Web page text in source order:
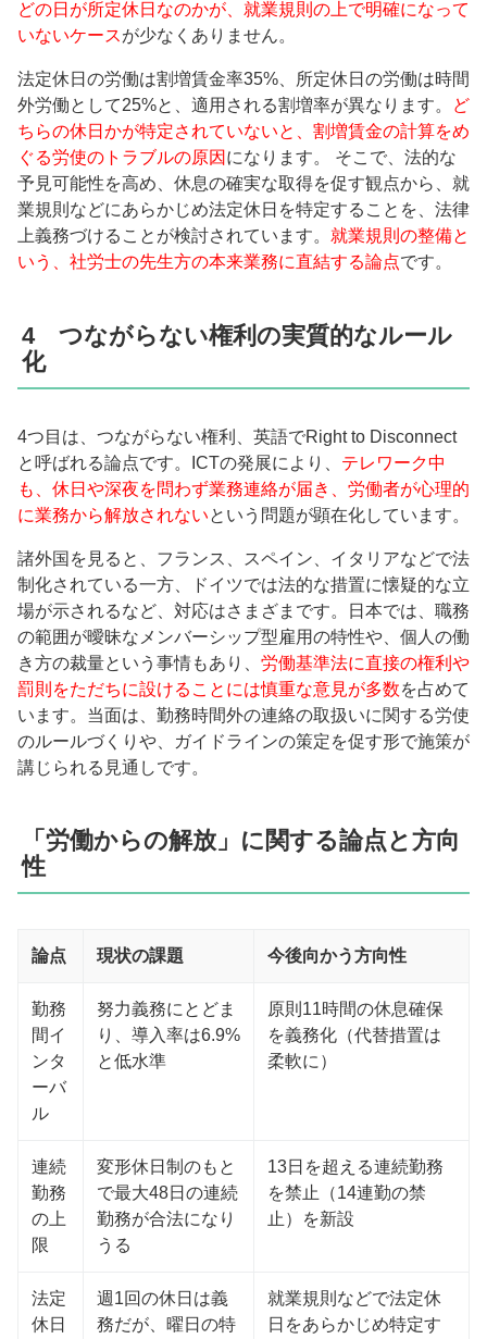
どの日が所定休日なのかが、就業規則の上で明確になって
いないケースが少なくありません。
法定休日の労働は割増賃金率35%、所定休日の労働は時間
外労働として25%と、適用される割増率が異なります。
ど
ちらの休日かが特定されていないと、割増賃金の計算をめ
ぐる労使のトラブルの原因 になります。 そこで、法的な
予見可能性を高め、休息の確実な取得を促す観点から、就
業規則などにあらかじめ法定休日を特定することを、法律
上義務づけることが検討されています。 就業規則の整備と
いう、社労士の先生方の本来業務に直結する論点です。
4 つながらない権利の実質的なルール
化
4つ目は、つながらない権利、英語でRight to Disconnect
と呼ばれる論点です。ICTの発展により、 テレワーク中
も、休日や深夜を問わず業務連絡が届き、労働者が心理的
に業務から解放されないという問題が顕在化しています。
諸外国を見ると、フランス、スペイン、イタリアなどで法
制化されている一方、ドイツでは法的な措置に懐疑的な立
場が示されるなど、対応はさまざまです。日本では、職務
の範囲が曖昧なメンバーシップ型雇用の特性や、個人の働
き方の裁量という事情もあり、 労働基準法に直接の権利や
罰則をただちに設けることには慎重な意見が多数を占めて
います。当面は、勤務時間外の連絡の取扱いに関する労使
のルールづくりや、ガイドラインの策定を促す形で施策が
講じられる見通しです。
「労働からの解放」に関する論点と方向
性
論点 現状の課題 今後向かう方向性
勤務
間イ
ンタ
ーバ
ル
努力義務にとどま
り、導入率は6.9%
と低水準
原則11時間の休息確保
を義務化（代替措置は
柔軟に）
連続
勤務
の上
限
変形休日制のもと
で最大48日の連続
勤務が合法になり
うる
13日を超える連続勤務
を禁止（14連勤の禁
止）を新設
法定
休日
週1回の休日は義
務だが、曜日の特
就業規則などで法定休
日をあらかじめ特定す